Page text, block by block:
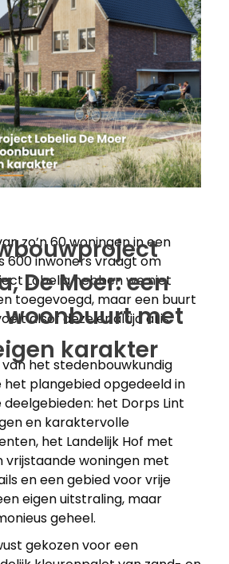
De Moer: een
woonbuurt met
karakter
zo’n 60 woningen in een
600 inwoners vraagt om
Lobelia hebben we niet
toegevoegd, maar een buurt
alsof deze er altijd al is
het stedenbouwkundig
plangebied opgedeeld in
het Dorps Lint
en karaktervolle
het Landelijk Hof met
vrijstaande woningen met
en een gebied voor vrije
eigen uitstraling, maar
geheel.
gekozen voor een